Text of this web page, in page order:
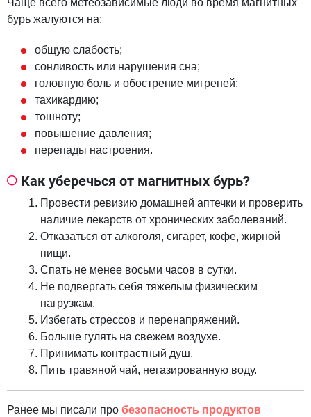
Чаще всего метеозависимые люди во время магнитных
бурь жалуются на:
общую слабость;
сонливость или нарушения сна;
головную боль и обострение мигреней;
тахикардию;
тошноту;
повышение давления;
перепады настроения.
Как уберечься от магнитных бурь?
Провести ревизию домашней аптечки и проверить
наличие лекарств от хронических заболеваний.
Отказаться от алкоголя, сигарет, кофе, жирной
пищи.
Спать не менее восьми часов в сутки.
Не подвергать себя тяжелым физическим
нагрузкам.
Избегать стрессов и перенапряжений.
Больше гулять на свежем воздухе.
Принимать контрастный душ.
Пить травяной чай, негазированную воду.
Ранее мы писали про безопасность продуктов